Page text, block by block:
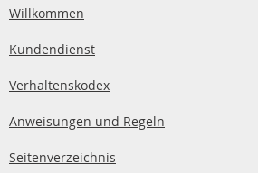
Willkommen
Kundendienst
Verhaltenskodex
Anweisungen und Regeln
Seitenverzeichnis